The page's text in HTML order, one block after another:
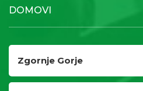
DOMOVI
Zgornje Gorje